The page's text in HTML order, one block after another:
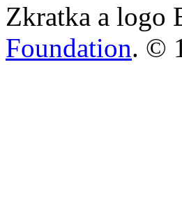
Zkratka a logo
Foundation. ©